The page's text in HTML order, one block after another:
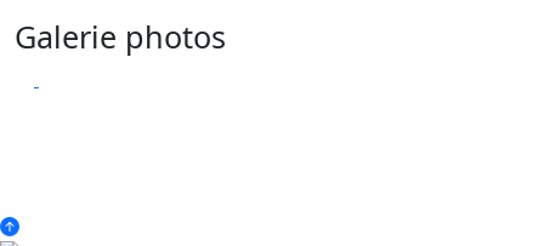
Galerie photos